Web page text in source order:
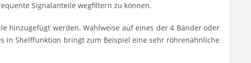
Signalanteile wegfiltern zu können.
hinzugefügt werden. Wahlweise auf eines der 4 Bänder oder
in Shelffunktion bringt zum Beispiel eine sehr röhrenähnliche